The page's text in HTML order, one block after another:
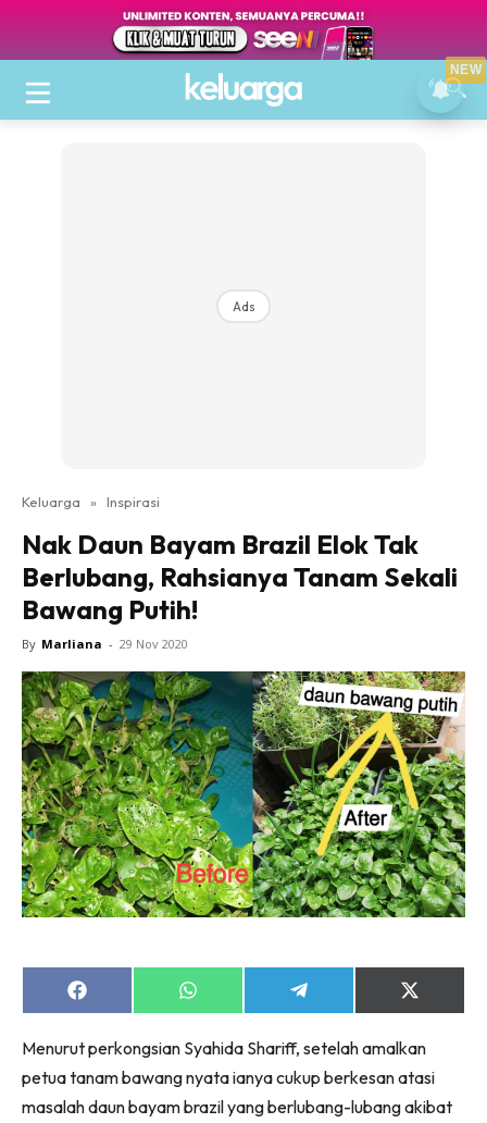
Ads
Keluarga » Inspirasi
Nak Daun Bayam Brazil Elok Tak
Berlubang, Rahsianya Tanam Sekali
Bawang Putih!
By Marliana - 29 Nov 2020
Share
on
Share
on
Share
on
Share
on
(Twitter)
Menurut perkongsian Syahida Shariff, setelah amalkan
petua tanam bawang nyata ianya cukup berkesan atasi
masalah daun bayam brazil yang berlubang-lubang akibat
NEW